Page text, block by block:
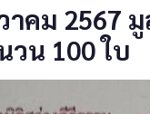
คม 2567
วน 100 ใบ